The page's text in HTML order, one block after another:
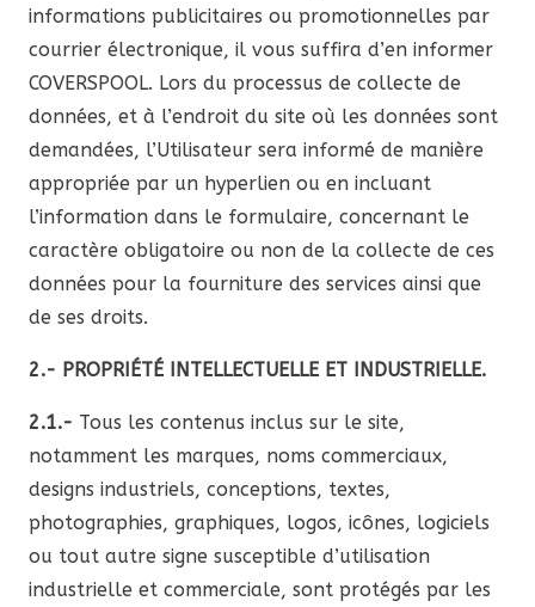
informations publicitaires ou promotionnelles par
courrier électronique, il vous suffira d’en informer
COVERSPOOL. Lors du processus de collecte de
données, et à l’endroit du site où les données sont
demandées, l’Utilisateur sera informé de manière
appropriée par un hyperlien ou en incluant
l’information dans le formulaire, concernant le
caractère obligatoire ou non de la collecte de ces
données pour la fourniture des services ainsi que
de ses droits.
2.- PROPRIÉTÉ INTELLECTUELLE ET INDUSTRIELLE.
2.1.- Tous les contenus inclus sur le site,
notamment les marques, noms commerciaux,
designs industriels, conceptions, textes,
photographies, graphiques, logos, icônes, logiciels
ou tout autre signe susceptible d’utilisation
industrielle et commerciale, sont protégés par les